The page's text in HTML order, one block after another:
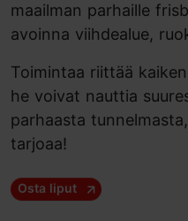
maailman parhaille
avoinna viihdealue,
Toimintaa riittää
he voivat nauttia
parhaasta
tarjoaa!
Osta liput